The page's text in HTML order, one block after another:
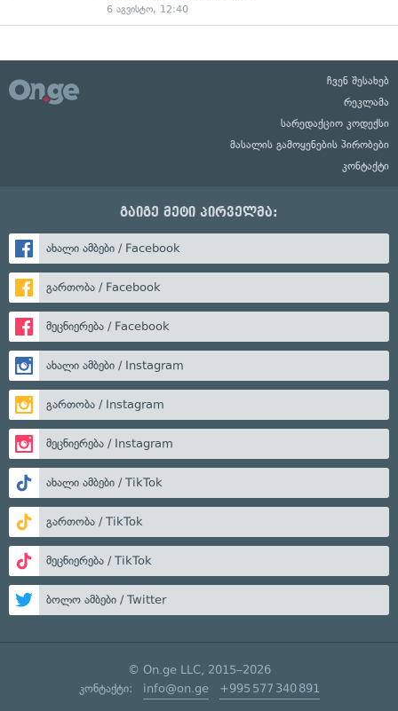
6 აგვისტო, 12:40
ჩვენ შესახებ
რეკლამა
სარედაქციო კოდექსი
მასალის გამოყენების პირობები
კონტაქტი
გაიგე მეტი პირველმა:
ახალი ამბები / Facebook
გართობა / Facebook
მეცნიერება / Facebook
ახალი ამბები / Instagram
გართობა / Instagram
მეცნიერება / Instagram
ახალი ამბები / TikTok
გართობა / TikTok
მეცნიერება / TikTok
ბოლო ამბები / Twitter
© On.ge LLC, 2015–2026
კონტაქტი: info@on.ge +995 577 340 891